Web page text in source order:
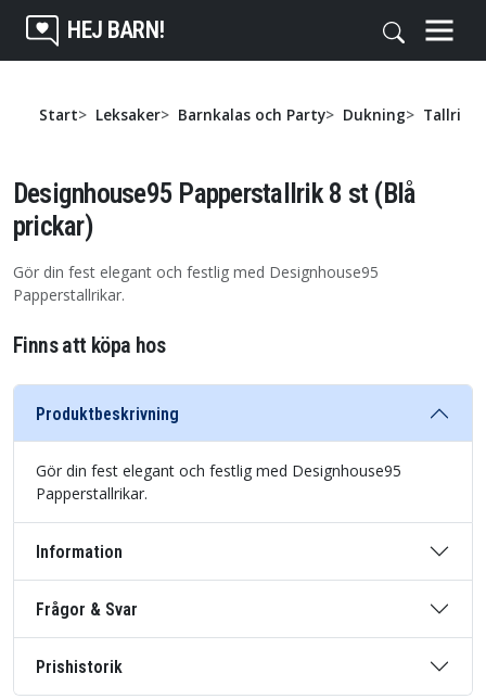
HEJ BARN!
Start Leksaker Barnkalas och Party Dukning Tallrikar
Designhouse95 Papperstallrik 8 st (Blå
prickar)
Gör din fest elegant och festlig med Designhouse95
Papperstallrikar.
Finns att köpa hos
Produktbeskrivning
Gör din fest elegant och festlig med Designhouse95
Papperstallrikar.
Information
Frågor & Svar
Prishistorik